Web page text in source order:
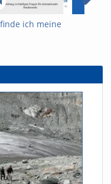
ich meine